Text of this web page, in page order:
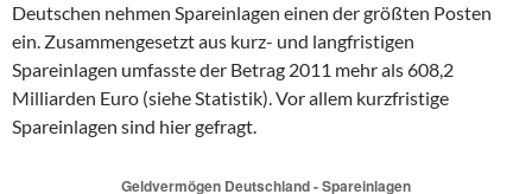
Deutschen nehmen Spareinlagen einen der größten Posten
ein. Zusammengesetzt aus kurz- und langfristigen
Spareinlagen umfasste der Betrag 2011 mehr als 608,2
Milliarden Euro (siehe Statistik). Vor allem kurzfristige
Spareinlagen sind hier gefragt.